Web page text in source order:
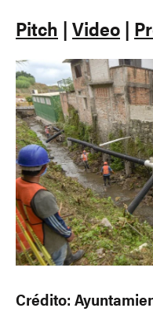
Pitch | Video |
Crédito: